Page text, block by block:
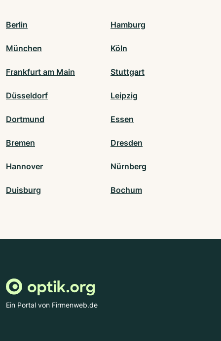
Berlin Hamburg
München Köln
Frankfurt am Main Stuttgart
Düsseldorf Leipzig
Dortmund Essen
Bremen Dresden
Hannover Nürnberg
Duisburg Bochum
Ein Portal von Firmenweb.de